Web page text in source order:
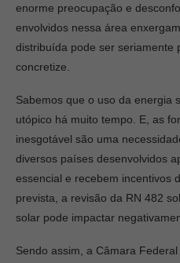
enorme preocupação e
envolvidos nessa área
distribuída pode ser seriamente
concretize.
Sabemos que o uso da energia
utópico há muito tempo. E, as
inesgotável são uma
diversos países desenvolvidos
essencial e recebem incentivos
prevista, a revisão da RN 482
solar pode impactar
Sendo assim, a Câmara